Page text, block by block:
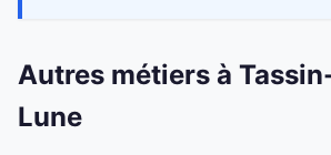
Autres métiers à
Lune